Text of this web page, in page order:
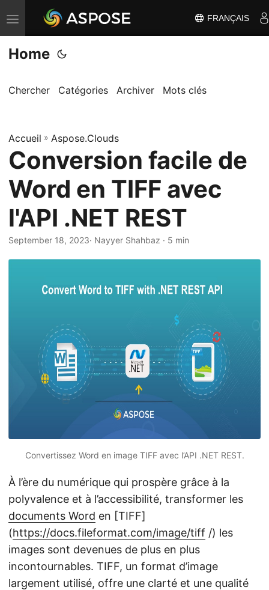
B
a
s
u
r
l
a
n
i
g
FRANÇAIS
Home
Chercher Catégories Archiver Mots clés
Accueil » Aspose.Clouds
Conversion facile de
Word en TIFF avec
l'API .NET REST
September 18, 2023· Nayyer Shahbaz · 5 min
Convertissez Word en image TIFF avec l’API .NET REST.
À l’ère du numérique qui prospère grâce à la
polyvalence et à l’accessibilité, transformer les
documents Word en [TIFF]
(https://docs.fileformat.com/image/tiff /) les
images sont devenues de plus en plus
incontournables. TIFF, un format d’image
largement utilisé, offre une clarté et une qualité